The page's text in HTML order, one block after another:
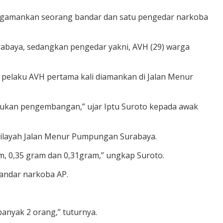
seorang bandar dan satu pengedar narkoba
sedangkan pengedar yakni, AVH (29) warga
AVH pertama kali diamankan di Jalan Menur
pengembangan,” ujar Iptu Suroto kepada awak
Jalan Menur Pumpungan Surabaya.
0,35 gram dan 0,31gram,” ungkap Suroto.
narkoba AP.
2 orang,” tuturnya.